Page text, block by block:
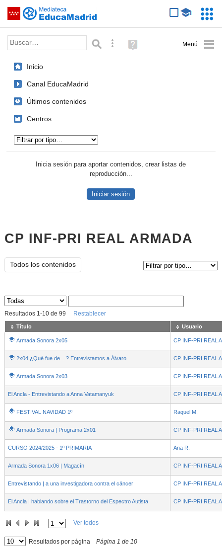
Saltar navegación
Palabra o frase: Búsqueda avanzada
Ayuda
(en
Inicio
Canal EducaMadrid
Últimos contenidos
Centros
Inicia sesión para aportar contenidos, crear listas de
reproducción...
Iniciar sesión
CP INF-PRI REAL ARMADA
Todos los contenidos
Sus archivos
Resultados 1 -10de 99 Restablecer
Título Usuario
Armada Sonora 2x05 CP INF-PRI REAL
2x04 ¿Qué fue de... ? Entrevistamos a Álvaro CP INF-PRI REAL
Armada Sonora 2x03 CP INF-PRI REAL
El Ancla - Entrevistando a Anna Vatamanyuk CP INF-PRI REAL
FESTIVAL NAVIDAD 1º Raquel M.
Armada Sonora | Programa 2x01 CP INF-PRI REAL
CURSO 2024/2025 - 1º PRIMARIA Ana R.
Armada Sonora 1x06 | Magacín CP INF-PRI REAL
Entrevistando | a una investigadora contra el cáncer CP INF-PRI REAL
El Ancla | hablando sobre el Trastorno del Espectro Autista CP INF-PRI REAL
Ver todos
Resultados por página Página 1 de 10